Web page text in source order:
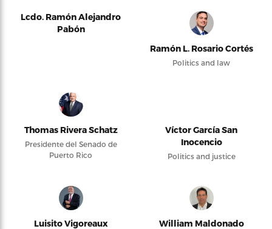
Lcdo. Ramón Alejandro
Pabón
Ramón L. Rosario Cortés
Politics and law
Thomas Rivera Schatz
Presidente del Senado de
Puerto Rico
Víctor García San
Inocencio
Politics and justice
Luisito Vigoreaux William Maldonado